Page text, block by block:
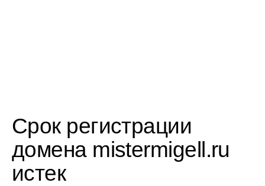
Срок регистрации
домена mistermigell.ru
истек